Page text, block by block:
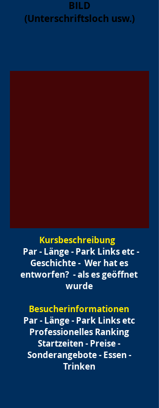
BILD
(Unterschriftsloch usw.)
Kursbeschreibung
Par - Länge - Park Links etc -
Geschichte - Wer hat es
entworfen? - als es geöffnet
wurde
Besucherinformationen
Par - Länge - Park Links etc
Professionelles Ranking
Startzeiten - Preise -
Sonderangebote - Essen -
Trinken